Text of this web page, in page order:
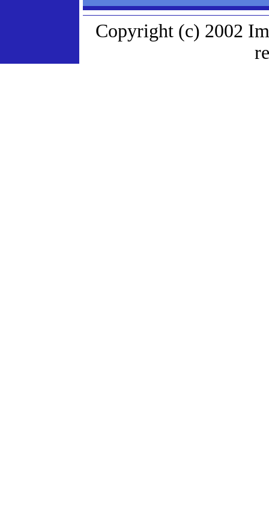
Copyright (c) 2002